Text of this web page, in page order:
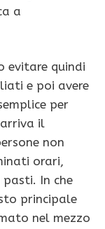
a
evitare quindi
e poi avere
per
arriva il
non
orari,
pasti. In che
principale
nel mezzo